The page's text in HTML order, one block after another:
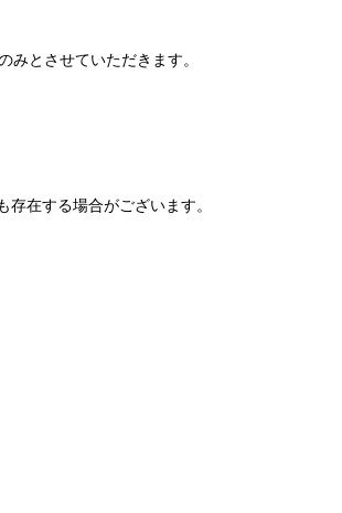
とさせていただきます。
在する場合がございます。